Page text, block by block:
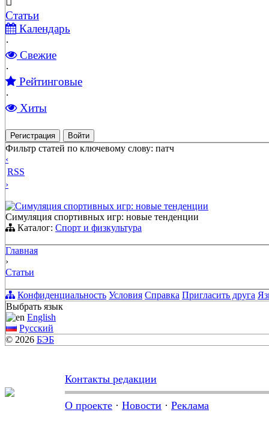
Статьи
Календарь
·
Свежие
·
Рейтинговые
·
Хиты
Регистрация Войти
Фильтр статей по ключевому слову: патч
‹
RSS
›
Симуляция спортивных игр: новые тенденции
Симуляция спортивных игр: новые тенденции
Каталог: Спорт и физкультура
Главная
›
Статьи
Конфиденциальность Условия Справка Пригласить друга
Выбрать язык
English
Русский
© 2026 БЭБ
Контакты редакции
О проекте · Новости · Реклама